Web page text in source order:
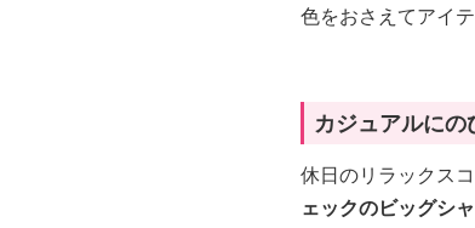
色をおさえてアイ
カジュアルに
休日のリラックス
ェックのビッグシ